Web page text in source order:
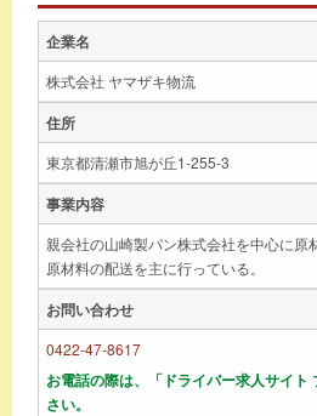
企業名
株式会社 ヤマザキ物流
住所
東京都清瀬市旭が丘1-255-3
事業内容
親会社の山崎製パン株式会社を中心に原
原材料の配送を主に行っている。
お問い合わせ
0422-47-8617
お電話の際は、「ドライバー求人サイト
さい。